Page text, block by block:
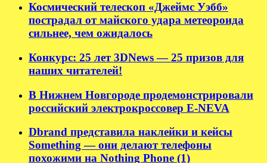
Космический телескоп «Джеймс Уэбб»
пострадал от майского удара метеороида
сильнее, чем ожидалось
Конкурс: 25 лет 3DNews — 25 призов для
наших читателей!
В Нижнем Новгороде продемонстрировали
российский электрокроссовер E-NEVA
Dbrand представила наклейки и кейсы
Something — они делают телефоны
похожими на Nothing Phone (1)